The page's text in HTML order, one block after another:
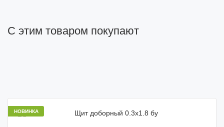
С этим товаром покупают
НОВИНКА